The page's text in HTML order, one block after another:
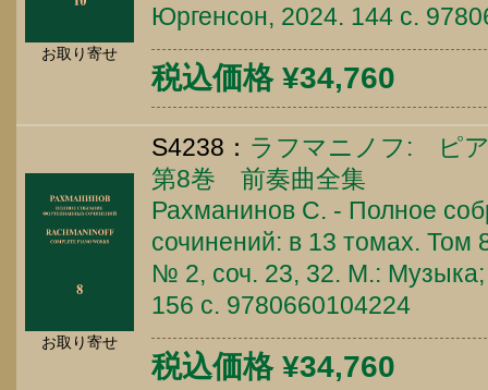
お取り寄せ
Юргенсон, 2024. 144 c.
税込価格 ¥34,760
お取り寄せ
S4238： ラフマニノフ: ピ
第8巻 前奏曲全集
Рахманинов С. - Полное
сочинений: в 13 томах. Том
№ 2, соч. 23, 32. М.:
156 c. 9780660104224
税込価格 ¥34,760